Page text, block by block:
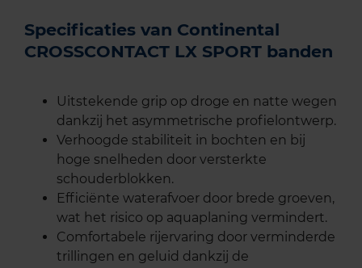
Specificaties van Continental
CROSSCONTACT LX SPORT banden
Uitstekende grip op droge en natte wegen
dankzij het asymmetrische profielontwerp.
Verhoogde stabiliteit in bochten en bij
hoge snelheden door versterkte
schouderblokken.
Efficiënte waterafvoer door brede groeven,
wat het risico op aquaplaning vermindert.
Comfortabele rijervaring door verminderde
trillingen en geluid dankzij de